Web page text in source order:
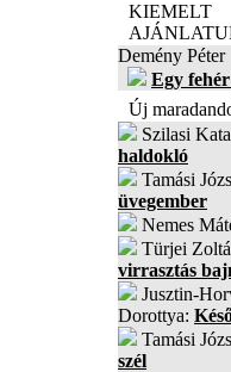
KIEMELT
Demény Péter
Egy
Új
Szilasi
haldokló
Tamási
üvegember
Nemes
Türjei
virrasztás
Jusztin-
Dorottya:
Tamási
szél